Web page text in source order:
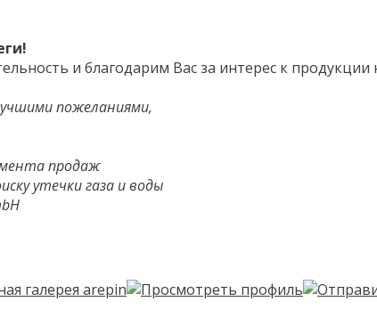
и благодарим Вас за интерес к
пожеланиями,
продаж
утечки газа и воды